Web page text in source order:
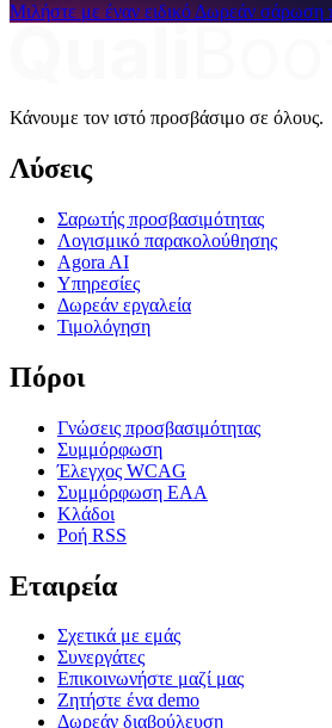
Μιλήστε με έναν ειδικό Δωρεάν σάρωση
Κάνουμε τον ιστό προσβάσιμο σε όλους.
Λύσεις
Σαρωτής προσβασιμότητας
Λογισμικό παρακολούθησης
Agora AI
Υπηρεσίες
Δωρεάν εργαλεία
Τιμολόγηση
Πόροι
Γνώσεις προσβασιμότητας
Συμμόρφωση
Έλεγχος WCAG
Συμμόρφωση EAA
Κλάδοι
Ροή RSS
Εταιρεία
Σχετικά με εμάς
Συνεργάτες
Επικοινωνήστε μαζί μας
Ζητήστε ένα demo
Δωρεάν διαβούλευση